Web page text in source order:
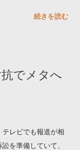
ト ー 人は16の熱量
ja/insights/kakusan
続きを読む
でメタへ
レビでも報道が相
を準備していて、